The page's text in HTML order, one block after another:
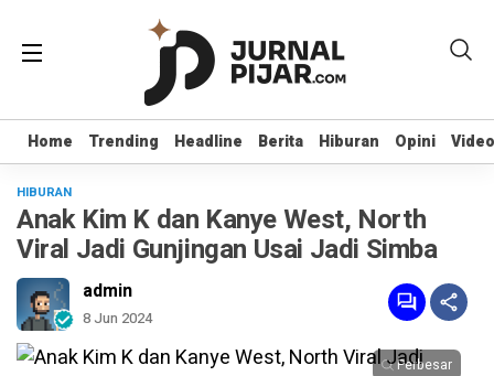
Home Trending Headline Berita Hiburan Opini Video
Home Trending Headline Berita Hiburan Opini Video
HIBURAN
Anak Kim K dan Kanye West, North
Viral Jadi Gunjingan Usai Jadi Simba
admin
8 Jun 2024
Perbesar